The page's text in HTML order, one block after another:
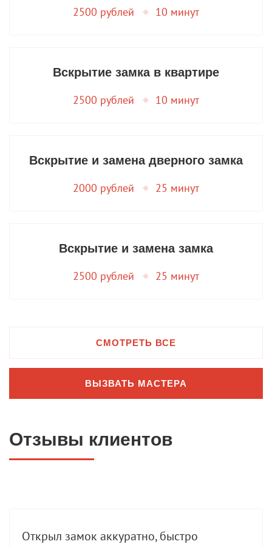
2500 рублей 10 минут
Вскрытие замка в квартире
2500 рублей 10 минут
Вскрытие и замена дверного замка
2000 рублей 25 минут
Вскрытие и замена замка
2500 рублей 25 минут
СМОТРЕТЬ ВСЕ
ВЫЗВАТЬ МАСТЕРА
Отзывы клиентов
Открыл замок аккуратно, быстро